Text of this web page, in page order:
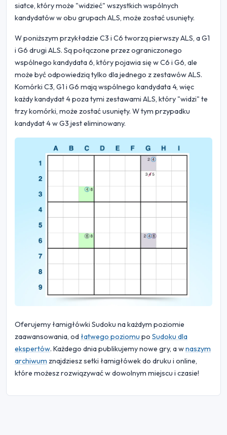
siatce, który może "widzieć" wszystkich wspólnych
kandydatów w obu grupach ALS, może zostać usunięty.
W poniższym przykładzie C3 i C6 tworzą pierwszy ALS, a G1
i G6 drugi ALS. Są połączone przez ograniczonego
wspólnego kandydata 6, który pojawia się w C6 i G6, ale
może być odpowiedzią tylko dla jednego z zestawów ALS.
Komórki C3, G1 i G6 mają wspólnego kandydata 4, więc
każdy kandydat 4 poza tymi zestawami ALS, który "widzi" te
trzy komórki, może zostać usunięty. W tym przypadku
kandydat 4 w G3 jest eliminowany.
Oferujemy łamigłówki Sudoku na każdym poziomie
zaawansowania, od łatwego poziomu po Sudoku dla
ekspertów. Każdego dnia publikujemy nowe gry, a wnaszym
archiwum znajdziesz setki łamigłówek do druku i online,
które możesz rozwiązywać w dowolnym miejscu i czasie!